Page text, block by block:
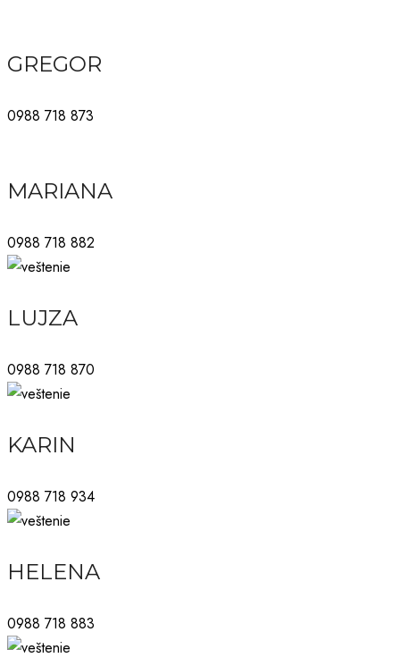
GREGOR
0988 718 873
MARIANA
0988 718 882
LUJZA
0988 718 870
KARIN
0988 718 934
HELENA
0988 718 883